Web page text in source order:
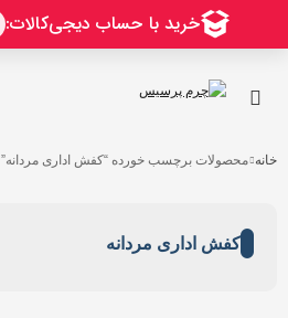
خانه محصولات برچسب خورده “کفش اداری مردانه”
کفش اداری مردانه